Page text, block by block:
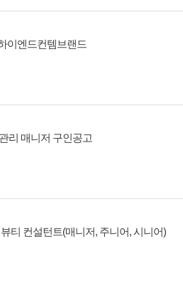
이엔드컨템브랜드
리 매니저 구인공고
티 컨설턴트(매니저, 주니어, 시니어)